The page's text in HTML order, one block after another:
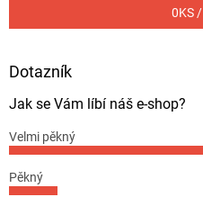
0KS /
Dotazník
Jak se Vám líbí náš e-shop?
Velmi pěkný
Pěkný